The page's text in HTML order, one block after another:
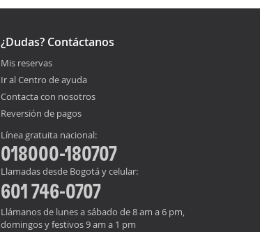
¿Dudas? Contáctanos
Mis reservas
Ir al Centro de ayuda
Contacta con nosotros
Reversión de pagos
Línea gratuita nacional:
018000-180707
Llamadas desde Bogotá y celular:
601 746-0707
Llámanos de lunes a sábado de 8 am a 6 pm,
domingos y festivos 9 am a 1 pm